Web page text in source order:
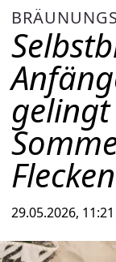
Flecken
29.05.2026, 11:21